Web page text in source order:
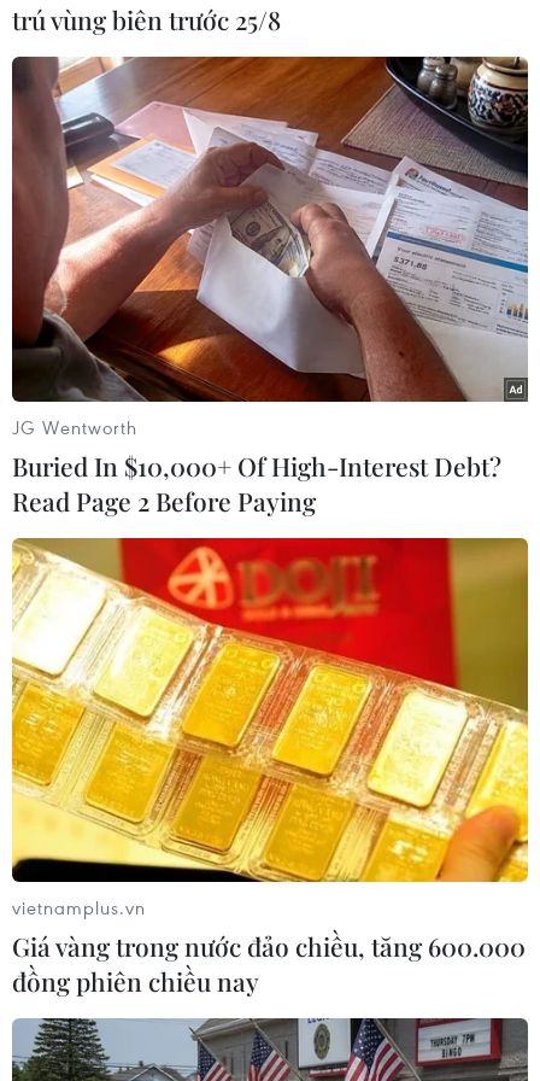
#Tấn công mạng
#An ninh mạng
Phát huy vai trò KOL, KOC
trong xây dựng không gian
mạng văn minh, an toàn
10/08/2026 12:15
Phát triển hạ tầng dữ liệu
địa điểm nhằm xây dựng
nền kinh tế số hiệu quả
10/08/2026 11:09
Mexico phát triển trò chơi
điện tử hỗ trợ phục hồi
chức năng
10/08/2026 04:37
Ngoại giao khoa học công
nghệ: Đưa mạng lưới khoa
học quốc tế thành nguồn
lực phát triển
trú vùng biên trước 25/8
JG Wentworth
Buried In $10,000+ Of High-Interest Debt?
Read Page 2 Before Paying
vietnamplus.vn
Giá vàng trong nước đảo chiều, tăng 600.000
đồng phiên chiều nay